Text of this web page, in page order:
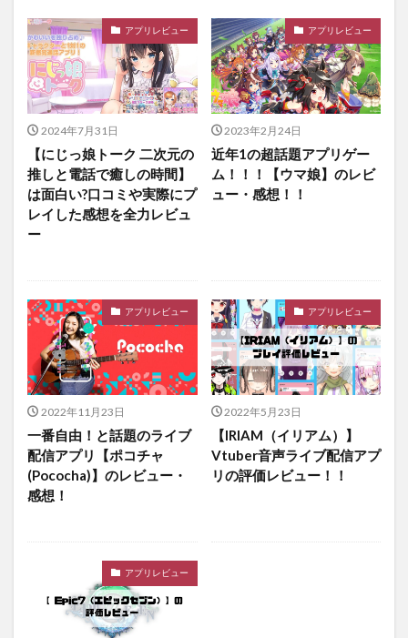
アプリレビュー
2024年7月31日
【にじっ娘トーク 二次元の
推しと電話で癒しの時間】
は面白い?口コミや実際にプ
レイした感想を全力レビュ
ー
アプリレビュー
2023年2月24日
近年1の超話題アプリゲー
ム！！！【ウマ娘】のレビ
ュー・感想！！
アプリレビュー
2022年11月23日
一番自由！と話題のライブ
配信アプリ【ポコチャ
(Pococha)】のレビュー・
感想！
アプリレビュー
2022年5月23日
【IRIAM（イリアム）】
Vtuber音声ライブ配信アプ
リの評価レビュー！！
アプリレビュー